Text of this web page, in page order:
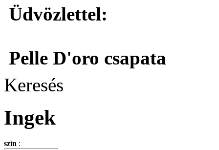
Üdvözlettel:
Pelle D'oro csapata
Keresés
Ingek
szín :